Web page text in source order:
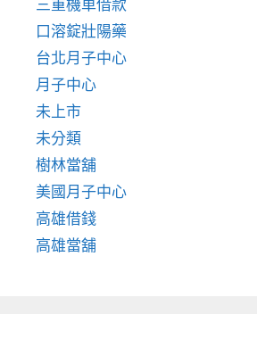
口溶錠壯陽藥
台北月子中心
月子中心
未上市
未分類
樹林當舖
美國月子中心
高雄借錢
高雄當舖